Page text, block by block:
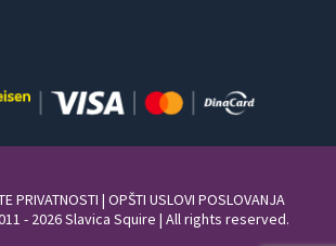
PRIVATNOSTI | OPŠTI USLOVI POSLOVANJA
- 2026 Slavica Squire | All rights reserved.